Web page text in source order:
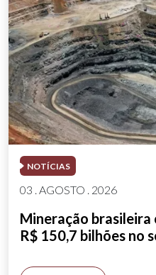
NOTÍCIAS
03 . AGOSTO . 2026
Mineração brasileira
R$ 150,7 bilhões no